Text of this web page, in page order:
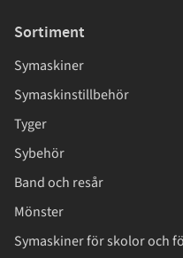
Sortiment
Symaskiner
Symaskinstillbehör
Tyger
Sybehör
Band och resår
Mönster
Symaskiner för skolor och